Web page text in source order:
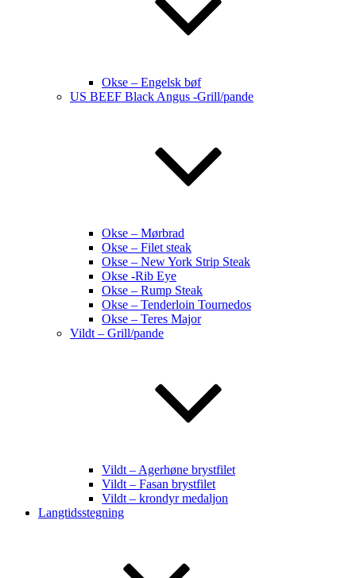
Okse – Engelsk bøf
US BEEF Black Angus -Grill/pande
Okse – Mørbrad
Okse – Filet steak
Okse – New York Strip Steak
Okse -Rib Eye
Okse – Rump Steak
Okse – Tenderloin Tournedos
Okse – Teres Major
Vildt – Grill/pande
Vildt – Agerhøne brystfilet
Vildt – Fasan brystfilet
Vildt – krondyr medaljon
Langtidsstegning